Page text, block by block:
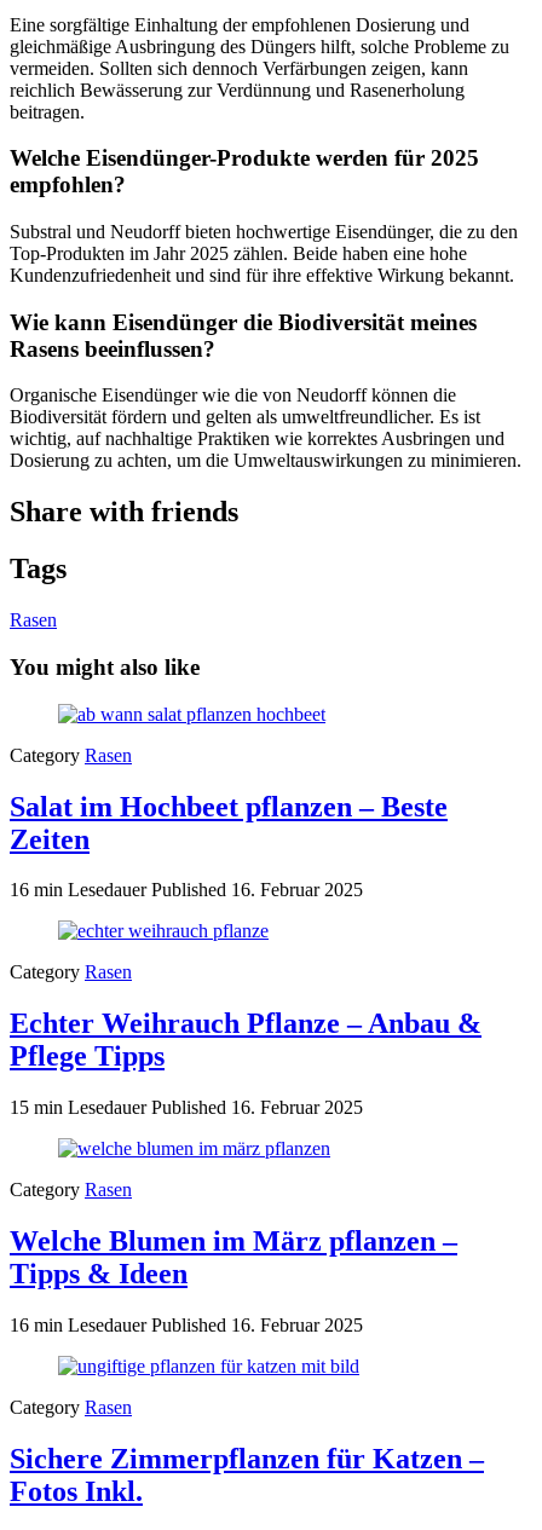
Eine sorgfältige Einhaltung der empfohlenen Dosierung und
gleichmäßige Ausbringung des Düngers hilft, solche Probleme zu
vermeiden. Sollten sich dennoch Verfärbungen zeigen, kann
reichlich Bewässerung zur Verdünnung und Rasenerholung
beitragen.
Welche Eisendünger-Produkte werden für 2025
empfohlen?
Substral und Neudorff bieten hochwertige Eisendünger, die zu den
Top-Produkten im Jahr 2025 zählen. Beide haben eine hohe
Kundenzufriedenheit und sind für ihre effektive Wirkung bekannt.
Wie kann Eisendünger die Biodiversität meines
Rasens beeinflussen?
Organische Eisendünger wie die von Neudorff können die
Biodiversität fördern und gelten als umweltfreundlicher. Es ist
wichtig, auf nachhaltige Praktiken wie korrektes Ausbringen und
Dosierung zu achten, um die Umweltauswirkungen zu minimieren.
Share with friends
Tags
Rasen
You might also like
Category Rasen
Salat im Hochbeet pflanzen – Beste
Zeiten
16 min LesedauerPublished 16. Februar 2025
Category Rasen
Echter Weihrauch Pflanze – Anbau &
Pflege Tipps
15 min LesedauerPublished 16. Februar 2025
Category Rasen
Welche Blumen im März pflanzen –
Tipps & Ideen
16 min LesedauerPublished 16. Februar 2025
Category Rasen
Sichere Zimmerpflanzen für Katzen –
Fotos Inkl.